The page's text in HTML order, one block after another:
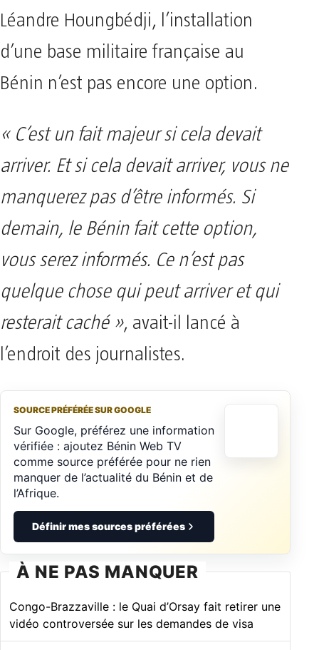
Léandre Houngbédji, l’installation
d’une base militaire française au
Bénin n’est pas encore une option.
« C’est un fait majeur si cela devait
arriver. Et si cela devait arriver, vous ne
manquerez pas d’être informés. Si
demain, le Bénin fait cette option,
vous serez informés. Ce n’est pas
quelque chose qui peut arriver et qui
resterait caché », avait-il lancé à
l’endroit des journalistes.
SOURCE PRÉFÉRÉE SUR GOOGLE
Sur Google, préférez une information
vérifiée : ajoutez Bénin Web TV
comme source préférée pour ne rien
manquer de l’actualité du Bénin et de
l’Afrique.
Définir mes sources préférées
À NE PAS MANQUER
Congo-Brazzaville : le Quai d’Orsay fait retirer une
vidéo controversée sur les demandes de visa